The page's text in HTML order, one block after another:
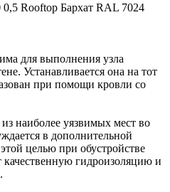
Rooftop Бархат RAL 7024
для выполнения узла
Устанавливается она на тот
при помощи кровли со
наиболее уязвимых мест во
в дополнительной
целью при обустройстве
качественную гидроизоляцию и